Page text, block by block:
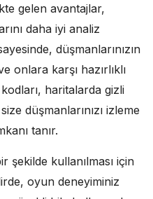
gelen avantajlar,
daha iyi analiz
düşmanlarınızın
onlara karşı hazırlıklı
haritalarda gizli
düşmanlarınızı izleme
tanır.
şekilde kullanılması için
oyun deneyiminiz